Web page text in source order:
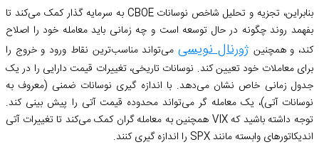
بنابراین، تجزیه و تحلیل شاخص نوسانات CBOE به سرمایه گذار کمک می‌کند تا
بفهمد روند چگونه در حال توسعه است و چه زمانی باید معامله خود را اصلاح
کند، و همچنین ژورنال نویسیمی‌تواند مناسب‌ترین نقاط ورود و خروج را
برای معاملات خود تعیین کند. نوسانات تاریخی، تغییرات قیمت دارایی را در یک
جدول زمانی خاص نشان می‌دهد. با اندازه گیری نوسانات ضمنی (معروف به
نوسانات آتی)، یک معامله گر می‌تواند محدوده قیمت آتی را پیش بینی کند.
توجه داشته باشید که VIX همچنین به معامله گران کمک می‌کند تا تغییرات آتی
اندیکاتورهای وابسته مانند SPX را اندازه گیری کنند.